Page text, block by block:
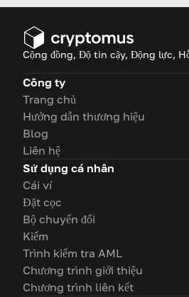
giúp bạn
Cộng đồng, Độ tin cậy, Động lực,
Công ty
Trang chủ
Hướng dẫn thương hiệu
Blog
Liên hệ
Sử dụng cá nhân
Cái ví
Đặt cọc
Bộ chuyển đổi
Kiếm
Trình kiểm tra AML
Chương trình giới thiệu
Chương trình liên kết